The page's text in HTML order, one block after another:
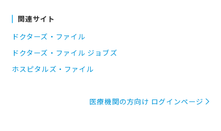
関連サイト
ドクターズ・ファイル
ドクターズ・ファイル ジョブズ
ホスピタルズ・ファイル
医療機関の方向け ログインページ